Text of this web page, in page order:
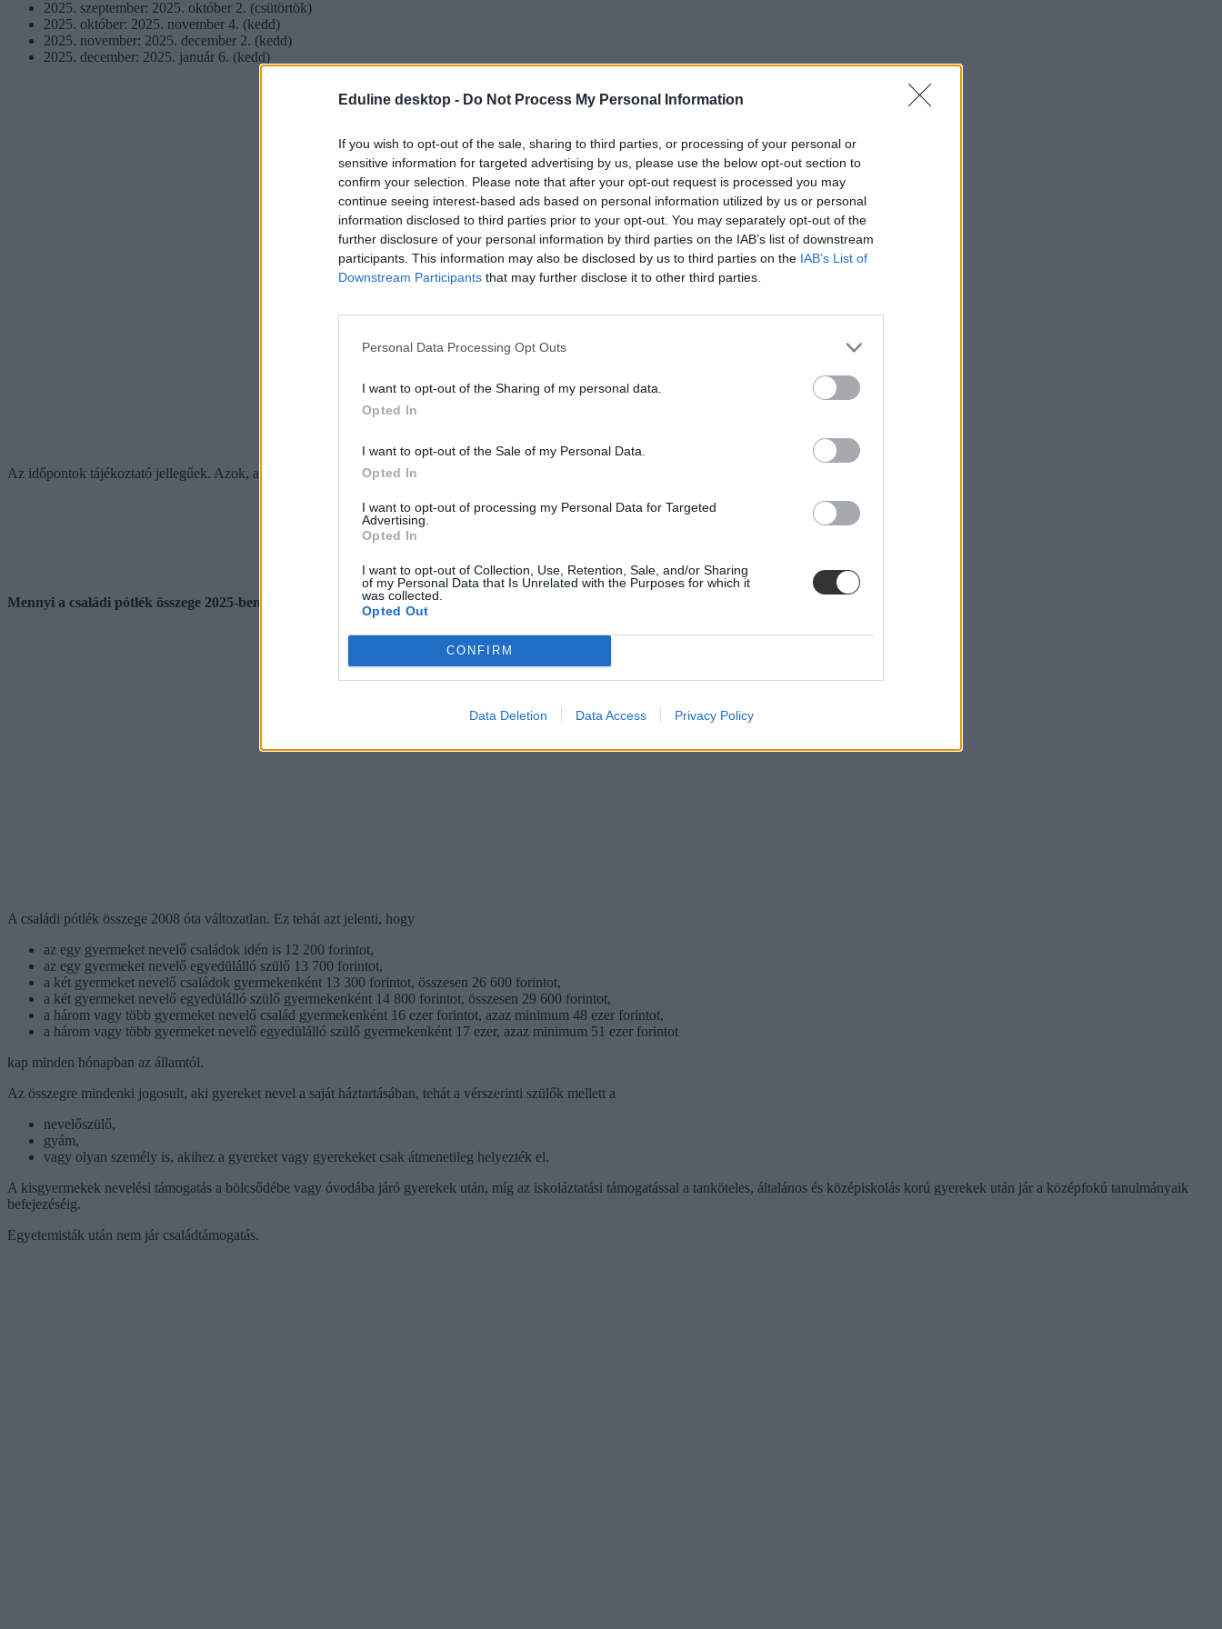
Eduline desktop - Do Not Process My Personal Information
If you wish to opt-out of the sale, sharing to third parties, or processing of your personal or
sensitive information for targeted advertising by us, please use the below opt-out section to
confirm your selection. Please note that after your opt-out request is processed you may
continue seeing interest-based ads based on personal information utilized by us or personal
information disclosed to third parties prior to your opt-out. You may separately opt-out of the
further disclosure of your personal information by third parties on the IAB’s list of downstream
participants. This information may also be disclosed by us to third parties on the IAB’s List of
Downstream Participants that may further disclose it to other third parties.
Personal Data Processing Opt Outs
I want to opt-out of the Sharing of my personal data.
Opted In
I want to opt-out of the Sale of my Personal Data.
Opted In
I want to opt-out of processing my Personal Data for Targeted
Advertising.
Opted In
I want to opt-out of Collection, Use, Retention, Sale, and/or Sharing
of my Personal Data that Is Unrelated with the Purposes for which it
was collected.
Opted Out
CONFIRM
Data Deletion Data Access Privacy Policy
2025. szeptember: 2025. október 2. (csütörtök)
2025. október: 2025. november 4. (kedd)
2025. november: 2025. december 2. (kedd)
2025. december: 2025. január 6. (kedd)
Az időpontok tájékoztató jellegűek. Azok, akik a családtámogatásokat postai úton kérik, várhatóan a fentebb jelzett időpontokat követő 2-4 napban kapják meg.
Mennyi a családi pótlék összege 2025-ben?
A családi pótlék összege 2008 óta változatlan. Ez tehát azt jelenti, hogy
az egy gyermeket nevelő családok idén is 12 200 forintot,
az egy gyermeket nevelő egyedülálló szülő 13 700 forintot,
a két gyermeket nevelő családok gyermekenként 13 300 forintot, összesen 26 600 forintot,
a két gyermeket nevelő egyedülálló szülő gyermekenként 14 800 forintot, összesen 29 600 forintot,
a három vagy több gyermeket nevelő család gyermekenként 16 ezer forintot, azaz minimum 48 ezer forintot,
a három vagy több gyermeket nevelő egyedülálló szülő gyermekenként 17 ezer, azaz minimum 51 ezer forintot
kap minden hónapban az államtól.
Az összegre mindenki jogosult, aki gyereket nevel a saját háztartásában, tehát a vérszerinti szülők mellett a
nevelőszülő,
gyám,
vagy olyan személy is, akihez a gyereket vagy gyerekeket csak átmenetileg helyezték el.
A kisgyermekek nevelési támogatás a bölcsődébe vagy óvodába járó gyerekek után, míg az iskoláztatási támogatással a tanköteles, általános és középiskolás korú gyerekek után jár a középfokú tanulmányaik
befejezéséig.
Egyetemisták után nem jár családtámogatás.